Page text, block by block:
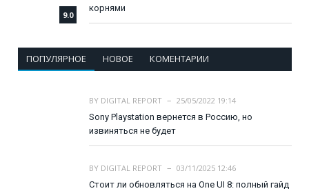
9.0
корнями
ПОПУЛЯРНОЕ НОВОЕ КОМЕНТАРИИ
BY DIGITAL REPORT
25/05/2022 19:14
Sony Playstation вернется в Россию, но
извиняться не будет
BY DIGITAL REPORT
03/11/2025 12:46
Стоит ли обновляться на One UI 8: полный гайд